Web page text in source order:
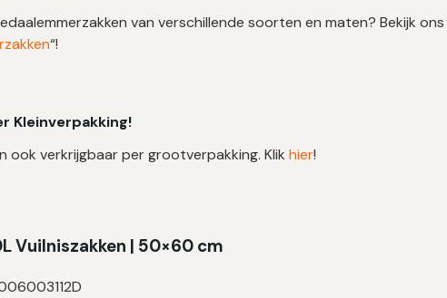
van verschillende soorten en maten? Bekijk
“!
Kleinverpakking!
ook verkrijgbaar per grootverpakking. Klikhier!
Vuilniszakken | 50×60 cm